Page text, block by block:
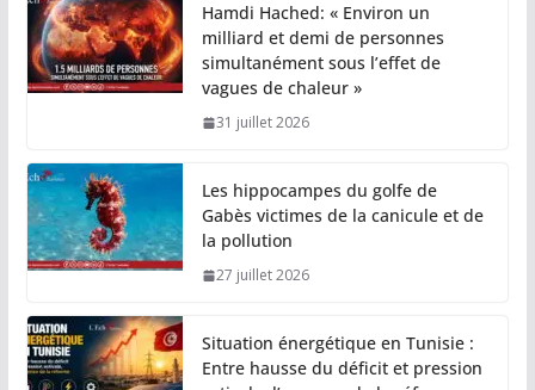
Hamdi Hached: « Environ un
milliard et demi de personnes
simultanément sous l’effet de
vagues de chaleur »
31 juillet 2026
Les hippocampes du golfe de
Gabès victimes de la canicule et de
la pollution
27 juillet 2026
Situation énergétique en Tunisie :
Entre hausse du déficit et pression